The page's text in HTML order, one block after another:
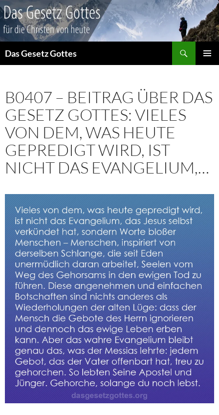
Das Gesetz Gottes
B0407 – BEITRAG ÜBER DAS
GESETZ GOTTES: VIELES
VON DEM, WAS HEUTE
GEPREDIGT WIRD, IST
NICHT DAS EVANGELIUM,…